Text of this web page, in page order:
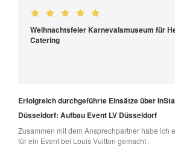
Weihnachtsfeier Karnevalsmuseum für
Catering
Erfolgreich durchgeführte Einsätze über
Düsseldorf: Aufbau Event LV Düsseldorf
Zusammen mit dem Ansprechpartner habe ich
für ein Event bei Louis Vuitton gemacht .